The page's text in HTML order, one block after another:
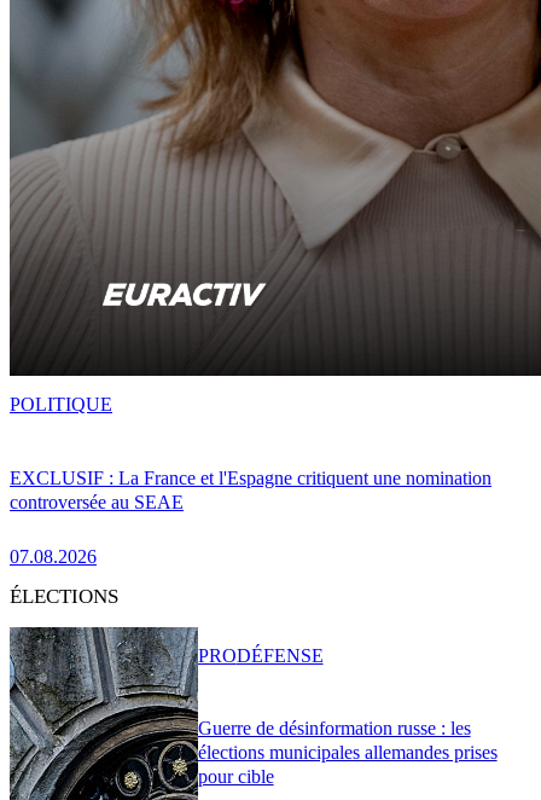
EXCLUSIF : La France et l'Espagne critiquent une nomination
controversée au SEAE
07.08.2026
POLITIQUE
ÉLECTIONS
Guerre de désinformation russe : les
élections municipales allemandes prises
pour cible
PRODÉFENSE